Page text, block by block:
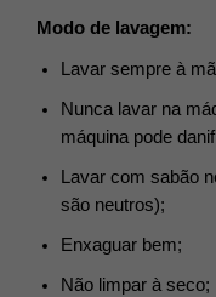
Modo de lavagem:
Lavar sempre à
Nunca lavar na
máquina pode
Lavar com sabão
são neutros);
Enxaguar bem;
Não limpar à seco;